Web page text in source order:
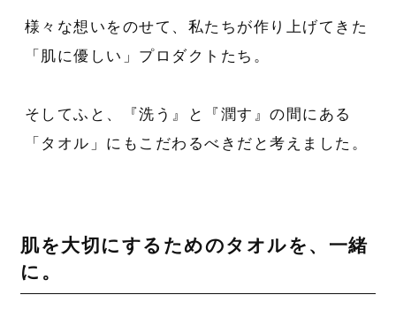
様々な想いをのせて、私たちが作り上げてきた
「肌に優しい」プロダクトたち。
そしてふと、『洗う』と『潤す』の間にある
「タオル」にもこだわるべきだと考えました。
肌を大切にするためのタオルを、一緒
に。